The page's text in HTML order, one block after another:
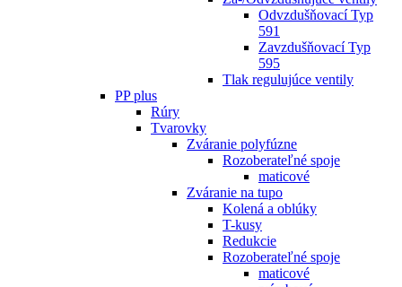
Odvzdušňovací Typ
591
Zavzdušňovací Typ
595
Tlak regulujúce ventily
PP plus
Rúry
Tvarovky
Zváranie polyfúzne
Rozoberateľné spoje
maticové
Zváranie na tupo
Kolená a oblúky
T-kusy
Redukcie
Rozoberateľné spoje
maticové